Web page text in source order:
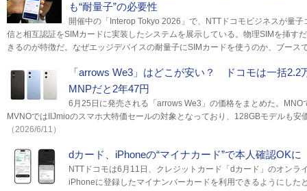
も“耐量子”の必要性
開催中の「Interop Tokyo 2026」で、NTTドコモビジネスが量
信と相互認証をSIMカードに実装したシステムを展示している。物理SIMを挿す
きるのが特徴だ。なぜエッジデバイスの耐量子にSIMカードを使うのか、ブース
「arrows We3」はどこが安い？ ドコモは一括2.2
MNPだと2年47円
6月25日に発売される「arrows We3」の価格をまとめた。MNO
MVNOではIIJmioのスマホ大特価セールの対象となっており、128GBモデルも安
（2026/6/11）
dカード、iPhoneの“マイナカード”で本人確認OK
NTTドコモは6月11日、クレジットカード「dカード」のオンラ
iPhoneに登録したマイナンバーカードを利用できるようにした